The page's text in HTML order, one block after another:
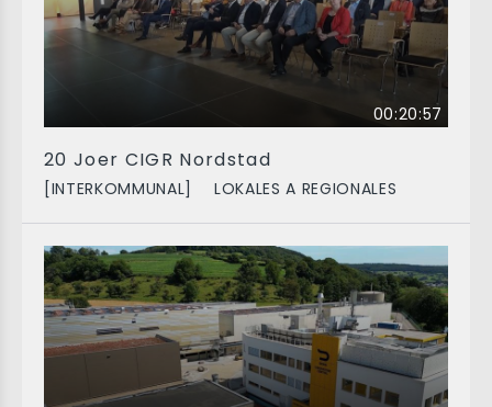
00:20:57
20 Joer CIGR Nordstad
[INTERKOMMUNAL] LOKALES A REGIONALES